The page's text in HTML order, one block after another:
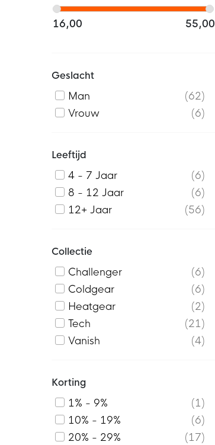
16,00 55,00
Geslacht
Man
62
Vrouw
6
Leeftijd
4 - 7 Jaar
6
8 - 12 Jaar
6
12+ Jaar
56
Collectie
Challenger
6
Coldgear
6
Heatgear
2
Tech
21
Vanish
4
Korting
1% - 9%
1
10% - 19%
6
20% - 29%
17